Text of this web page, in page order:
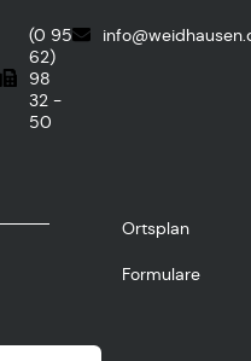
(0 95
62)
98
32 -
50
Ortsplan
Formulare